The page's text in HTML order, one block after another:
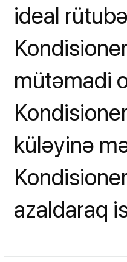
ideal
mütəmadi
küləyinə
azaldaraq